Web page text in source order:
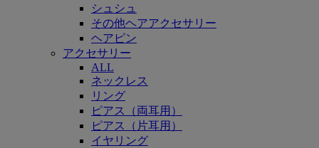
シュシュ
その他ヘアアクセサリー
ヘアピン
アクセサリー
ALL
ネックレス
リング
ピアス（両耳用）
ピアス（片耳用）
イヤリング